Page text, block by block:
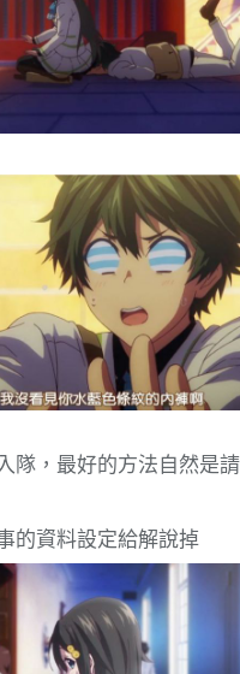
隊，最好的方法自然是
的資料設定給解說掉